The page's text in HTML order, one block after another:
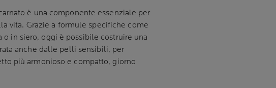
è una componente essenziale per
vita. Grazie a formule specifiche come
o in siero, oggi è possibile costruire una
anche dalle pelli sensibili, per
più armonioso e compatto, giorno